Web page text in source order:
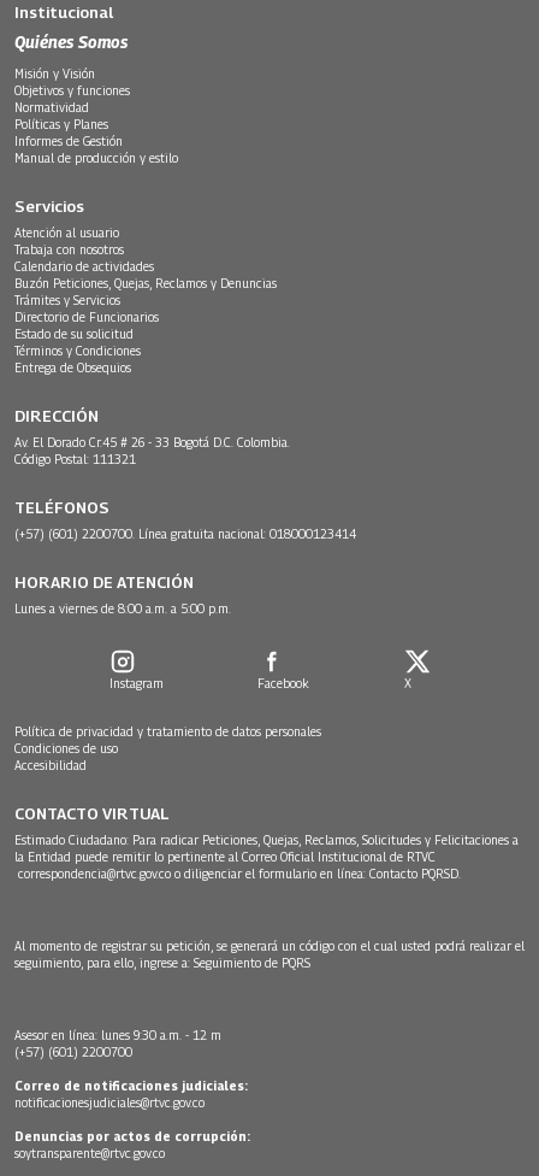
Institucional
Quiénes Somos
Misión y Visión
Objetivos y funciones
Normatividad
Políticas y Planes
Informes de Gestión
Manual de producción y estilo
Servicios
Atención al usuario
Trabaja con nosotros
Calendario de actividades
Buzón Peticiones, Quejas, Reclamos y Denuncias
Trámites y Servicios
Directorio de Funcionarios
Estado de su solicitud
Términos y Condiciones
Entrega de Obsequios
DIRECCIÓN
Av. El Dorado Cr.45 # 26 - 33 Bogotá D.C. Colombia.
Código Postal: 111321
TELÉFONOS
(+57) (601) 2200700. Línea gratuita nacional: 018000123414
HORARIO DE ATENCIÓN
Lunes a viernes de 8:00 a.m. a 5:00 p.m.
Instagram Facebook X
Política de privacidad y tratamiento de datos personales
Condiciones de uso
Accesibilidad
CONTACTO VIRTUAL
Estimado Ciudadano: Para radicar Peticiones, Quejas, Reclamos, Solicitudes y Felicitaciones a
la Entidad puede remitir lo pertinente al Correo Oficial Institucional de RTVC
correspondencia@rtvc.gov.co o diligenciar el formulario en línea: Contacto PQRSD.
Al momento de registrar su petición, se generará un código con el cual usted podrá realizar el
seguimiento, para ello, ingrese a: Seguimiento de PQRS
Asesor en línea: lunes 9:30 a.m. - 12 m
(+57) (601) 2200700
Correo de notificaciones judiciales:
notificacionesjudiciales@rtvc.gov.co
Denuncias por actos de corrupción:
soytransparente@rtvc.gov.co